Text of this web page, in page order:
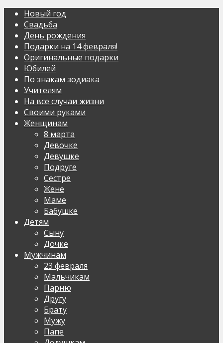
Новый год
Свадьба
День рождения
Подарки на 14 февраля!
Оригинальные подарки
Юбилей
По знакам зодиака
Учителям
На все случаи жизни
Своими руками
Женщинам
8 марта
Девочке
Девушке
Подруге
Сестре
Жене
Маме
Бабушке
Детям
Сыну
Дочке
Мужчинам
23 февраля
Мальчикам
Парню
Другу
Брату
Мужу
Папе